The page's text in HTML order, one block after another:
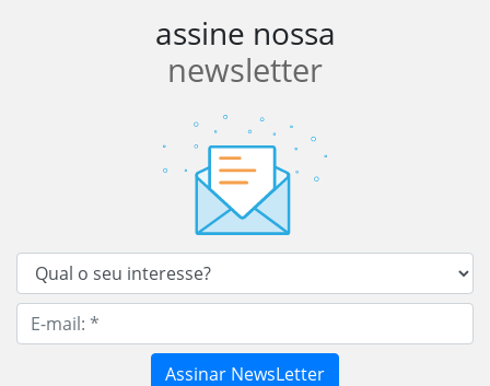
assine nossa
newsletter